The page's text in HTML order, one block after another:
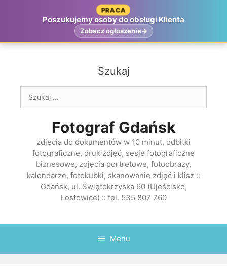
PRACA
Poszukujemy osoby do obsługi Klienta
Zobacz ogłoszenie
Szukaj
Fotograf Gdańsk
zdjęcia do dokumentów w 10 minut, odbitki
fotograficzne, druk zdjęć, sesje fotograficzne
biznesowe, zdjęcia portretowe, fotoobrazy,
kalendarze, fotokubki, skanowanie zdjęć i klisz ::
Gdańsk, ul. Świętokrzyska 60 (Ujeścisko,
Łostowice) :: tel. 535 807 760
Menu